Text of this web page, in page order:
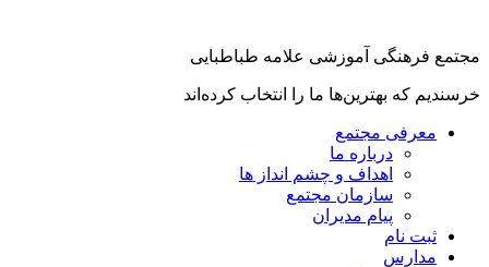
فرهنگی آموزشی علامه طباطبایی
که بهترین‌ها ما را انتخاب کرده‌اند
معرفی مجتمع
درباره ما
اهداف و چشم انداز ها
سازمان مجتمع
پیام مدیران
ثبت نام
مدارس